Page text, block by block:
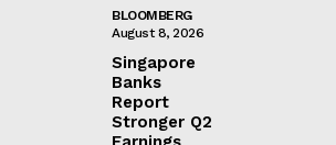
BLOOMBERG
August 8, 2026
Singapore
Banks
Report
Stronger Q2